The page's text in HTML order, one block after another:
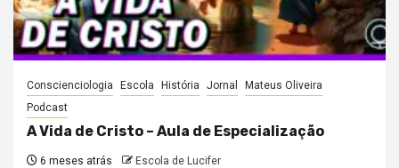
Conscienciologia Escola História Jornal
Mateus Oliveira
Podcast
A Vida de Cristo – Aula de Especialização
6 meses atrás Escola de Lucifer